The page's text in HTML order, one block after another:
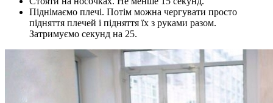
Піднімаємо плечі. Потім можна чергувати просто
підняття плечей і підняття їх з руками разом.
Затримуємо секунд на 25.